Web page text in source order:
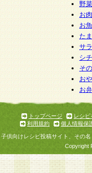
野
お
お
た
サ
シ
そ
お
お
トップページ
レシピ
利用規約
個人情報保
子供向けレシピ投稿サイト、その
Copyright